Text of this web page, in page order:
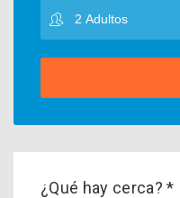
¿Qué hay cerca? *